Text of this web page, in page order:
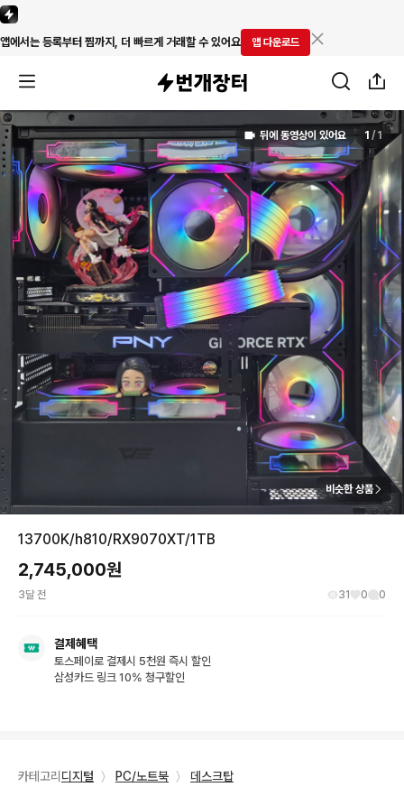
앱에서는 등록부터 찜까지, 더 빠르게 거래할 수 있어요 앱 다운로드
뒤에 동영상이 있어요 1 / 1
비슷한 상품
13700K/h810/RX9070XT/1TB
2,745,000원
3달 전 31 0 0
결제혜택
토스페이로 결제시 5천원 즉시 할인
삼성카드 링크 10% 청구할인
카테고리 디지털 〉 PC/노트북 〉
데스크탑